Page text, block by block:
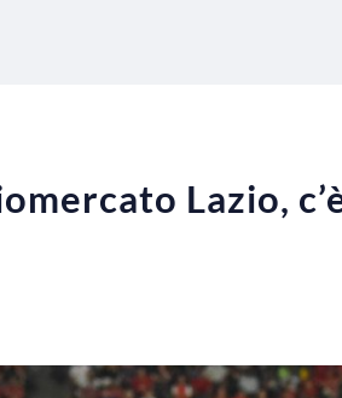
Lazio,